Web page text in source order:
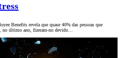
Benefits revela que quase 40% das pessoas que
no último ano, fizeram-no devido…